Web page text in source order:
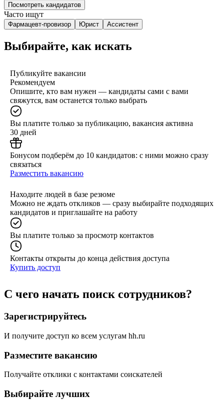
Посмотреть кандидатов
Часто ищут
Фармацевт-провизор Юрист Ассистент
Выбирайте, как искать
Публикуйте вакансии
Рекомендуем
Опишите, кто вам нужен — кандидаты сами с вами
свяжутся, вам останется только выбрать
Вы платите только за публикацию, вакансия активна
30 дней
Бонусом подберём до 10 кандидатов: с ними можно сразу
связаться
Разместить вакансию
Находите людей в базе резюме
Можно не ждать откликов — сразу выбирайте подходящих
кандидатов и приглашайте на работу
Вы платите только за просмотр контактов
Контакты открыты до конца действия доступа
Купить доступ
С чего начать поиск сотрудников?
Зарегистрируйтесь
И получите доступ ко всем услугам hh.ru
Разместите вакансию
Получайте отклики с контактами соискателей
Выбирайте лучших